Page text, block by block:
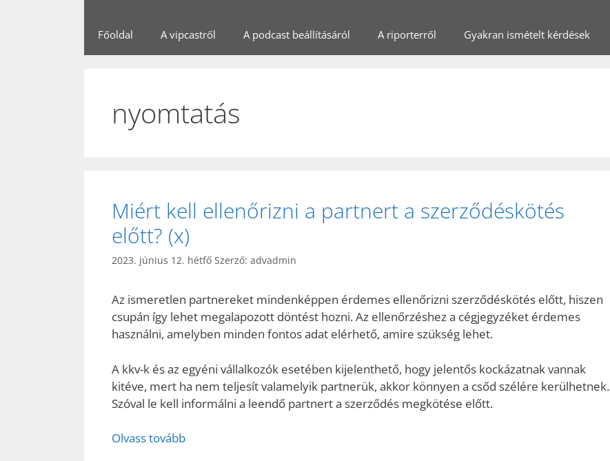
Főoldal A vipcastről A podcast beállításáról A riporterről Gyakran ismételt kérdések
nyomtatás
Miért kell ellenőrizni a partnert a szerződéskötés
előtt? (x)
2023. június 12. hétfő Szerző: advadmin
Az ismeretlen partnereket mindenképpen érdemes ellenőrizni szerződéskötés előtt, hiszen
csupán így lehet megalapozott döntést hozni. Az ellenőrzéshez a cégjegyzéket érdemes
használni, amelyben minden fontos adat elérhető, amire szükség lehet.
A kkv-k és az egyéni vállalkozók esetében kijelenthető, hogy jelentős kockázatnak vannak
kitéve, mert ha nem teljesít valamelyik partnerük, akkor könnyen a csőd szélére kerülhetnek.
Szóval le kell informálni a leendő partnert a szerződés megkötése előtt.
Olvass tovább